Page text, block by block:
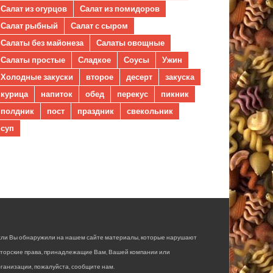
Салат из огурцов
Салат из помидоров
Салат рыбный
Салат с сыром
Салаты без майонеза
Салаты овощные
Салаты простые
Сладкое Соусы
Ужин
Холодные закуски
второе десерт
закуска
курица
напиток обед перекус
пикник
полдник
пост праздник
свекольник
суп
Вы обнаружили на нашем сайте материалы, которые нарушают
права, принадлежащие Вам, Вашей компании или
пожалуйста, сообщите нам.